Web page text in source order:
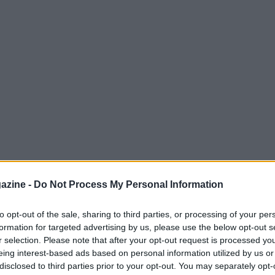
- Do Not Process My Personal Information
opt-out of the sale, sharing to third parties, or processing of your
for targeted advertising by us, please use the below opt-out
selection. Please note that after your opt-out request is processed
interest-based ads based on personal information utilized by us
to third parties prior to your opt-out. You may separately
del circuito tennistico iniziano a
Durante il media day dell’
hanno condiviso i loro pensieri e